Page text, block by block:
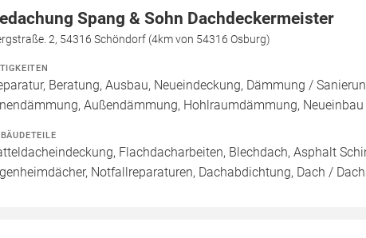
Spang & Sohn Dachdeckermeister
2, 54316 Schöndorf (4km von 54316 Osburg)
Beratung, Ausbau, Neueindeckung, Dämmung /
Außendämmung, Hohlraumdämmung,
Flachdacharbeiten, Blechdach, Asphalt
Notfallreparaturen, Dachabdichtung, Dach /